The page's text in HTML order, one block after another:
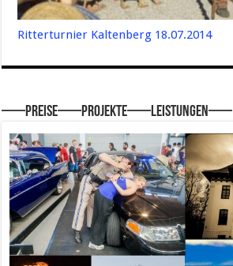
Ritterturnier Kaltenberg 18.07.2014
—–Preise—–Projekte—–Leistungen—–